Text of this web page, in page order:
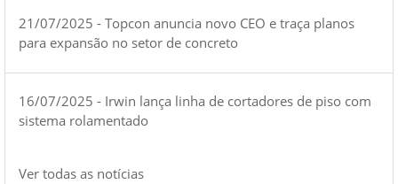
21/07/2025 - Topcon anuncia novo CEO e traça planos
para expansão no setor de concreto
16/07/2025 - Irwin lança linha de cortadores de piso com
sistema rolamentado
Ver todas as notícias